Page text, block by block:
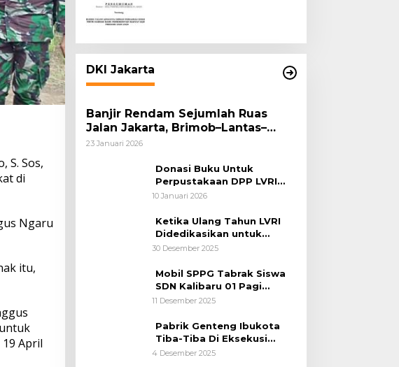
S. Sos,
di
Ngaru
itu,
April
DKI Jakarta
Banjir Rendam Sejumlah Ruas
Jalan Jakarta, Brimob–Lantas–
Polair PMJ Bergerak Cepat, Polri
23 Januari 2026
Donasi Buku Untuk
Perpustakaan DPP LVRI
Terus Mengalir
10 Januari 2026
Ketika Ulang Tahun LVRI
Didedikasikan untuk
Kemanusiaan
30 Desember 2025
Mobil SPPG Tabrak Siswa
SDN Kalibaru 01 Pagi
Cilincing Jakarta Utara
11 Desember 2025
Pabrik Genteng Ibukota
Tiba-Tiba Di Eksekusi
Jurusita Pengadilan Negeri
4 Desember 2025